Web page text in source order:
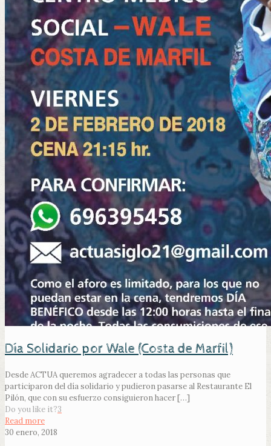
Día Solidario por Wale (Costa de Marfil)
Desde ACTUA queremos agradecer a todas las personas que
participaron del día solidario y pudieron pasarse al Restaurante El
Pilón, que con su esfuerzo consiguieron hacer[…]
Do you like it?3
Read more
30 enero, 2018